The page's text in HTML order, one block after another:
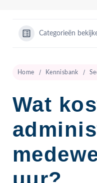
Categorieën
Home Kennisbank
Wat